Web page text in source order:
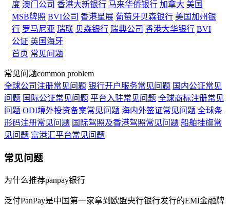
度 澳门公司 香港大新银行 马来华侨银行 加拿大 美国
MSB牌照 BVI公司 香港星展 葡萄牙贝森银行 美国加州银
行 罗马尼亚 瑞联 贝森银行 瑞典公司 香港大华银行 BVI
公证 英国海牙
首页 常见问题
常见问题common problem
全球公司注册常见问题 银行开户服务常见问题 国内公证常见
问题 国际公证常见问题 平台入驻常见问题 全球商标注册常见
问题 ODI境外投资备案常见问题 海内外签证常见问题 全球条
形码注册常见问题 国际驾照及香港驾照常见问题 船舶挂旗常
见问题 富港汇平台常见问题
常见问题
为什么推荐panpay银行
泛付PanPay是中国第一家拿到欧盟央行银行发行的EMI金融牌